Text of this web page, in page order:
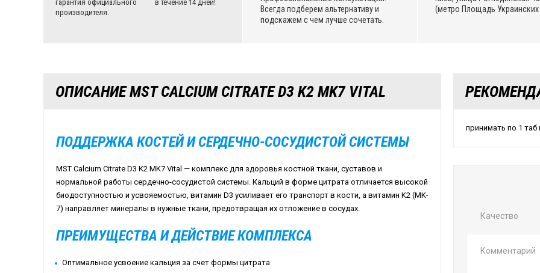
гарантия официального
производителя.
в течение 14 дней!
Всегда подберем альтернативу и
подскажем с чем лучше сочетать.
(метро Площадь Украинских
ОПИСАНИЕ MST CALCIUM CITRATE D3 K2 MK7 VITAL
ПОДДЕРЖКА КОСТЕЙ И СЕРДЕЧНО-СОСУДИСТОЙ СИСТЕМЫ
MST Calcium Citrate D3 K2 MK7 Vital — комплекс для здоровья костной ткани, суставов и
нормальной работы сердечно-сосудистой системы. Кальций в форме цитрата отличается высокой
биодоступностью и усвояемостью, витамин D3 усиливает его транспорт в кости, а витамин K2 (MK-
7) направляет минералы в нужные ткани, предотвращая их отложение в сосудах.
ПРЕИМУЩЕСТВА И ДЕЙСТВИЕ КОМПЛЕКСА
Оптимальное усвоение кальция за счет формы цитрата
принимать по 1
Качество